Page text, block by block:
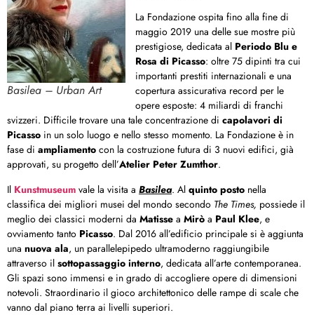
Basilea – Urban Art
La Fondazione ospita fino alla fine di
maggio 2019 una delle sue mostre più
prestigiose, dedicata al Periodo Blu e
Rosa di Picasso: oltre 75 dipinti tra cui
importanti prestiti internazionali e una
copertura assicurativa record per le
opere esposte: 4 miliardi di franchi
svizzeri. Difficile trovare una tale concentrazione di capolavori di
Picasso in un solo luogo e nello stesso momento. La Fondazione è in
fase di ampliamento con la costruzione futura di 3 nuovi edifici, già
approvati, su progetto dell’Atelier Peter Zumthor.
Il Kunstmuseum vale la visita a Basilea. Al quinto posto nella
classifica dei migliori musei del mondo secondo The Times, possiede il
meglio dei classici moderni da Matisse a Mirò a Paul Klee, e
ovviamento tanto Picasso. Dal 2016 all’edificio principale si è aggiunta
una nuova ala, un parallelepipedo ultramoderno raggiungibile
attraverso il sottopassaggio interno, dedicata all’arte contemporanea.
Gli spazi sono immensi e in grado di accogliere opere di dimensioni
notevoli. Straordinario il gioco architettonico delle rampe di scale che
vanno dal piano terra ai livelli superiori.